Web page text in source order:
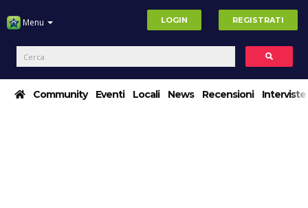
Menu LOGIN REGISTRATI
Community Eventi Locali News Recensioni Interviste